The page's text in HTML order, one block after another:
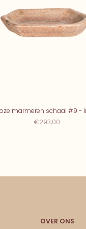
marmeren schaal #9 -
€293,00